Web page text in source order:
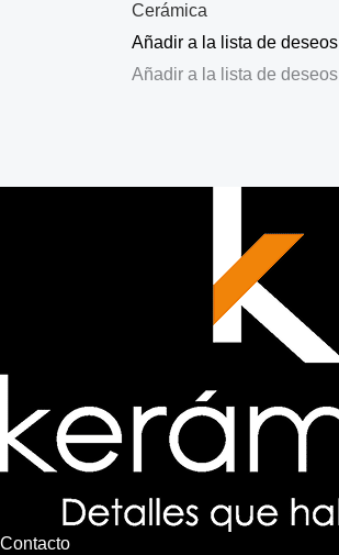
Cerámica
Añadir a la lista de deseos
Añadir a la lista de deseos
Contacto